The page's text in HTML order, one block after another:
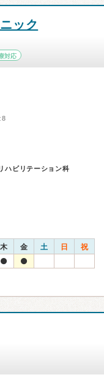
ック
対応
8
ハビリテーション科
木 金 土 日 祝